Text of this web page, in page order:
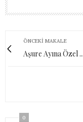
ÖNCEKI MAKALE
Aşure Ayına Özel ...
0